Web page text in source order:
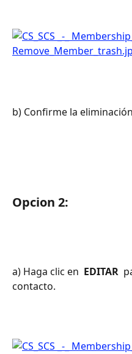
b) Confirme la
Opcion 2:
a) Haga clic en EDITAR
contacto.